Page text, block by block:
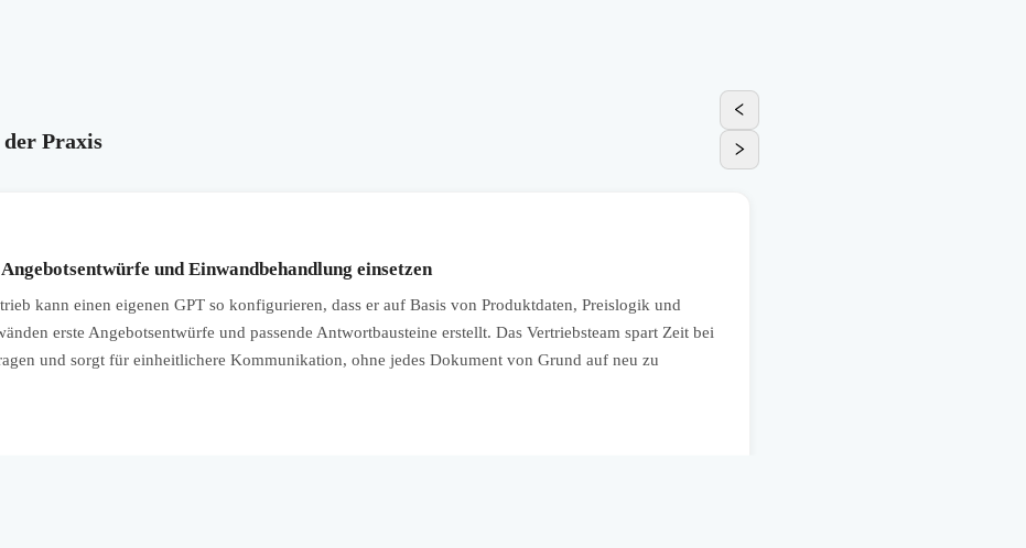
Praxis
und Einwandbehandlung einsetzen
kann einen eigenen GPT so konfigurieren, dass er auf Basis von Produktdaten, Preislogik und
erste Angebotsentwürfe und passende Antwortbausteine erstellt. Das Vertriebsteam spart Zeit bei
und sorgt für einheitlichere Kommunikation, ohne jedes Dokument von Grund auf neu zu